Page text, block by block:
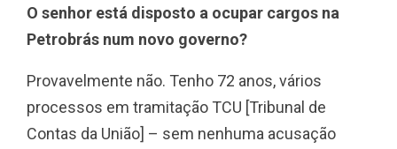
O senhor está disposto a ocupar cargos na
Petrobrás num novo governo?
Provavelmente não. Tenho 72 anos, vários
processos em tramitação TCU [Tribunal de
Contas da União] – sem nenhuma acusação